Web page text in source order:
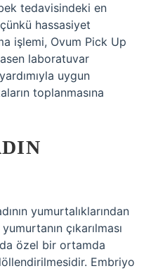
tedavisindeki en
hassasiyet
işlemi, Ovum Pick Up
laboratuvar
uygun
toplanmasına
yumurtalıklarından
çıkarılması
özel bir ortamda
Embriyo